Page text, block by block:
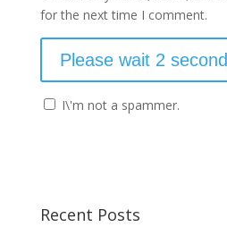
for the next time I comment.
I\'m not a spammer.
Recent Posts